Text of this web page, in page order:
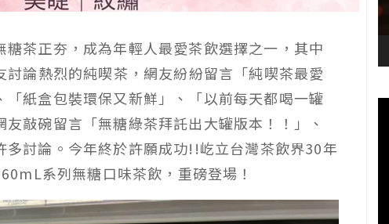
糖茶正夯，成為年輕人最愛茶飲選擇之一，其中
論熱烈的純喫茶，網友紛紛留言「純喫茶最愛
紙盒包裝環保又新鮮」、「以前每天都喝一罐
敲碗留言「無糖綠茶拜託出大罐版本！！」、
多討論。今年終於許願成功!!屹立台灣茶飲界30年
系列無糖口味茶飲，重磅登場！